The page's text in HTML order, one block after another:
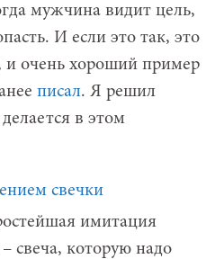
мужчина видит цель,
И если это так, это
и очень хороший пример
писал. Я решил
в этом
имитация
свеча, которую надо